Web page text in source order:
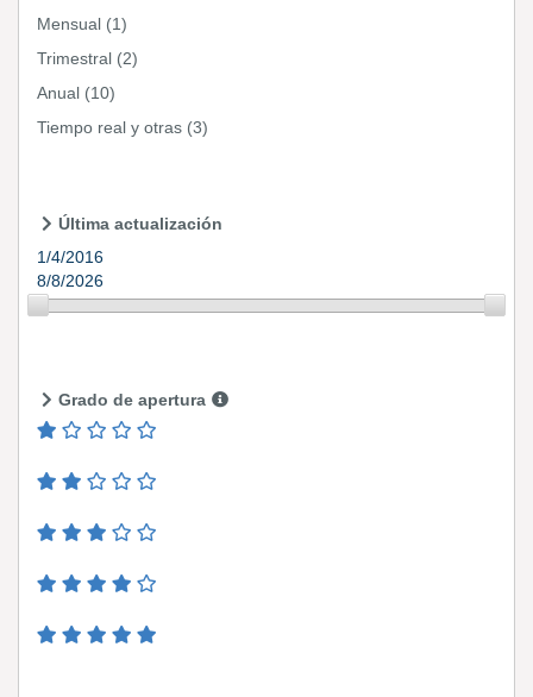
Mensual (1)
Trimestral (2)
Anual (10)
Tiempo real y otras (3)
Última actualización
1/4/2016
8/8/2026
Grado de apertura